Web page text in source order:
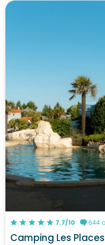
7.7/10 644
Camping Les